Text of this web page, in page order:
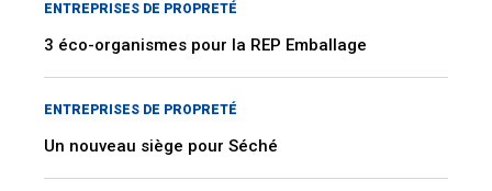
ENTREPRISES DE PROPRETÉ
3 éco-organismes pour la REP Emballage
ENTREPRISES DE PROPRETÉ
Un nouveau siège pour Séché